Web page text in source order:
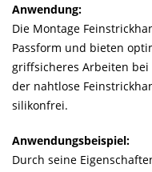
Anwendung:
Die Montage
Passform und bieten
griffsicheres Arbeiten
der nahtlose
silikonfrei.
Anwendungsbeispiel:
Durch seine